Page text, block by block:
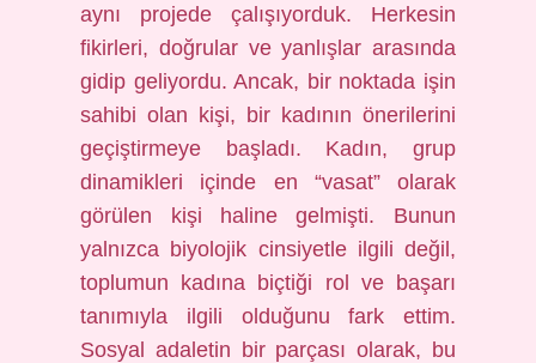
aynı projede çalışıyorduk. Herkesin
fikirleri, doğrular ve yanlışlar arasında
gidip geliyordu. Ancak, bir noktada işin
sahibi olan kişi, bir kadının önerilerini
geçiştirmeye başladı. Kadın, grup
dinamikleri içinde en “vasat” olarak
görülen kişi haline gelmişti. Bunun
yalnızca biyolojik cinsiyetle ilgili değil,
toplumun kadına biçtiği rol ve başarı
tanımıyla ilgili olduğunu fark ettim.
Sosyal adaletin bir parçası olarak, bu